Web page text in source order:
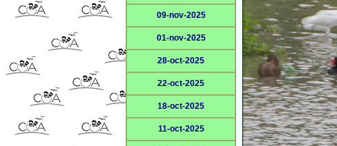
09-nov-2025
01-nov-2025
28-oct-2025
22-oct-2025
18-oct-2025
11-oct-2025